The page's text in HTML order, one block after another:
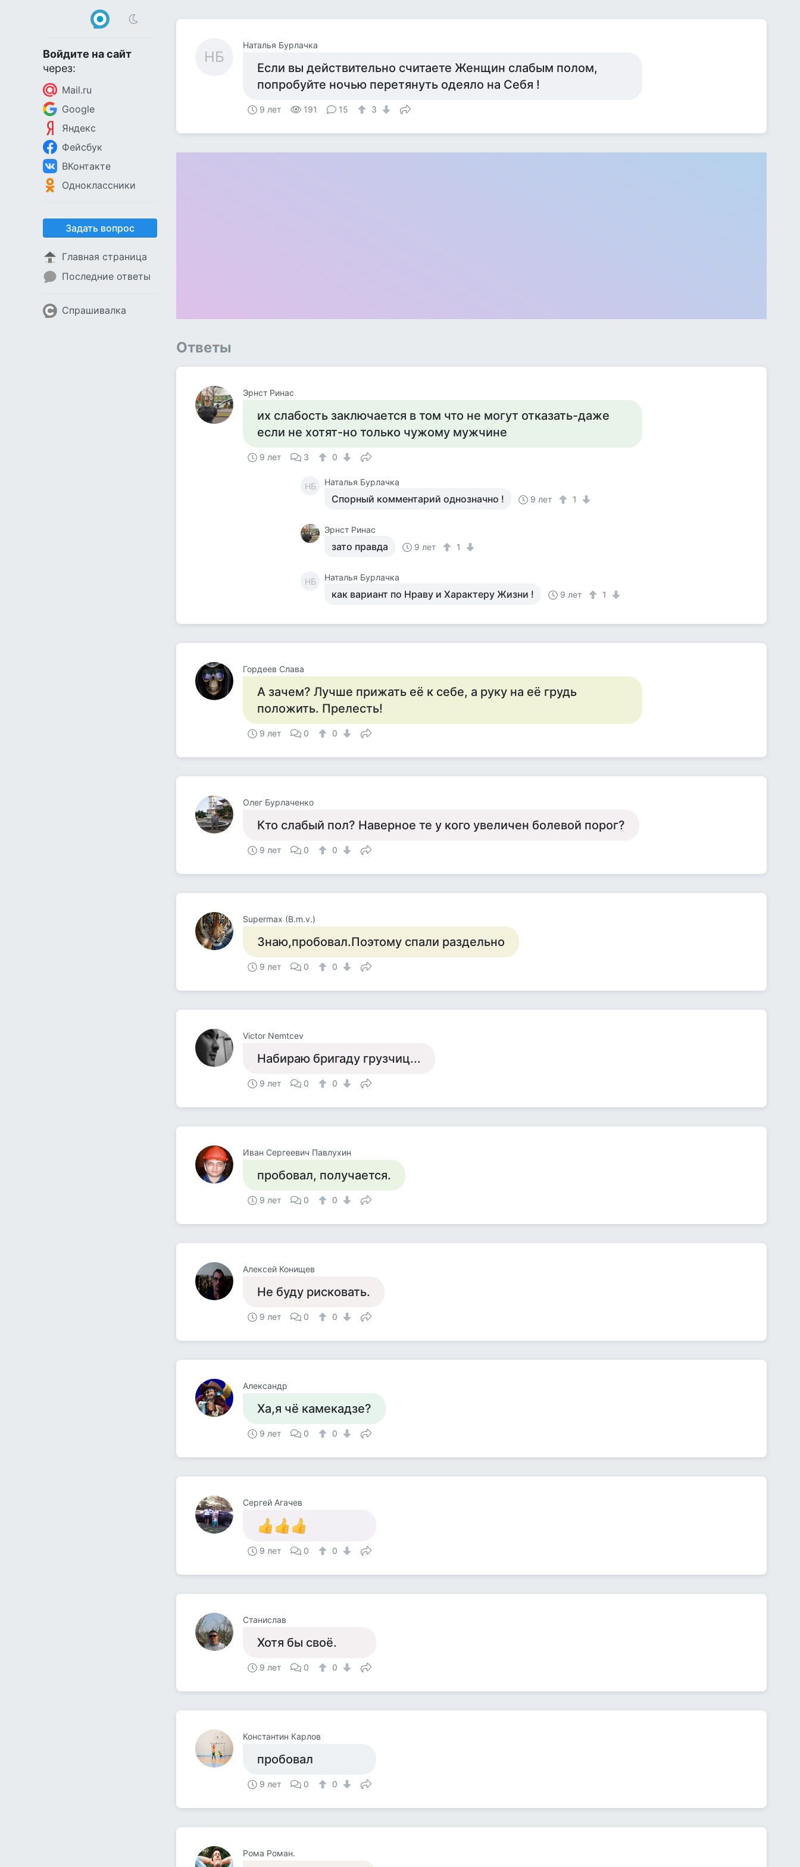
Войдите на сайт
через:
Mail.ru
Google
Яндекс
Фейсбук
ВКонтакте
Одноклассники
Задать вопрос
Главная страница
Последние ответы
Спрашивалка
НБ
Наталья Бурлачка
Если вы действительно считаете Женщин слабым полом,
попробуйте ночью перетянуть одеяло на Себя !
9 лет 191 15 3
Ответы
Эрнст Ринас
их слабость заключается в том что не могут отказать-даже
если не хотят-но только чужому мужчине
9 лет 3 0
НБ Наталья Бурлачка
Спорный комментарий однозначно ! 9 лет 1
Эрнст Ринас
зато правда 9 лет 1
НБ Наталья Бурлачка
как вариант по Нраву и Характеру Жизни ! 9 лет 1
Гордеев Слава
А зачем? Лучше прижать её к себе, а руку на её грудь
положить. Прелесть!
9 лет 0 0
Олег Бурлаченко
Кто слабый пол? Наверное те у кого увеличен болевой порог?
9 лет 0 0
Supermax (B.m.v.)
Знаю,пробовал.Поэтому спали раздельно
9 лет 0 0
Victor Nemtcev
Набираю бригаду грузчиц...
9 лет 0 0
Иван Сергеевич Павлухин
пробовал, получается.
9 лет 0 0
Алексей Конищев
Не буду рисковать.
9 лет 0 0
Александр
Ха,я чё камекадзе?
9 лет 0 0
Сергей Агачев
9 лет 0 0
Станислав
Хотя бы своё.
9 лет 0 0
Константин Карлов
пробовал
9 лет 0 0
Рома Роман.